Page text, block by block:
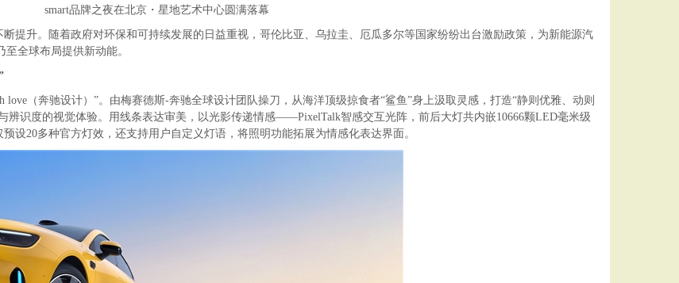
smart品牌之夜在北京・星地艺术中心圆满落幕
提升。随着政府对环保和可持续发展的日益重视，哥伦比亚、乌拉圭、厄瓜多尔等国家纷纷出台激励政策，为新能源汽
全球布局提供新动能。
love（奔驰设计）”。由梅赛德斯-奔驰全球设计团队操刀，从海洋顶级掠食者“鲨鱼”身上汲取灵感，打造“静则优雅、动则
辨识度的视觉体验。用线条表达审美，以光影传递情感——PixelTalk智感交互光阵，前后大灯共内嵌10666颗LED毫米级
设20多种官方灯效，还支持用户自定义灯语，将照明功能拓展为情感化表达界面。